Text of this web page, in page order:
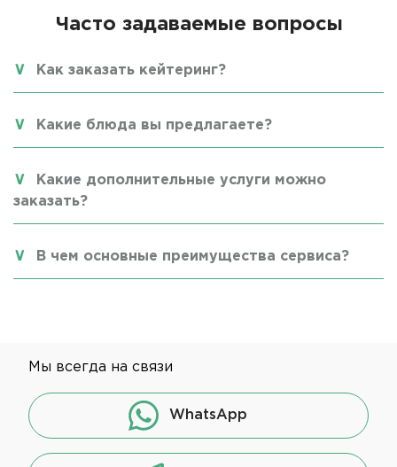
Часто задаваемые вопросы
Как заказать кейтеринг?
Какие блюда вы предлагаете?
Какие дополнительные услуги можно
заказать?
В чем основные преимущества сервиса?
Мы всегда на связи
WhatsApp